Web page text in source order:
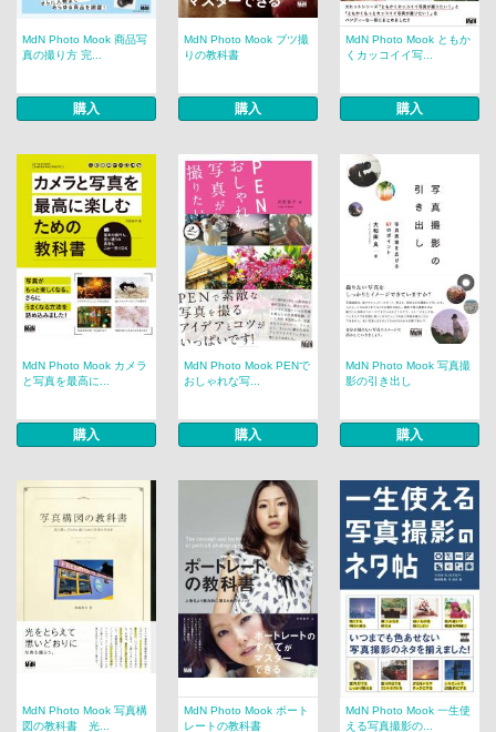
MdN Photo Mook 商品写
真の撮り方 完...
購入
MdN Photo Mook ブツ撮
りの教科書
購入
MdN Photo Mook ともか
くカッコイイ写...
購入
MdN Photo Mook カメラ
と写真を最高に...
購入
MdN Photo Mook PENで
おしゃれな写...
購入
MdN Photo Mook 写真撮
影の引き出し
購入
MdN Photo Mook 写真構
図の教科書 光...
MdN Photo Mook ポート
レートの教科書
MdN Photo Mook 一生使
える写真撮影の...